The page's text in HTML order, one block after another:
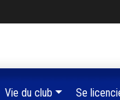
Vie du club Se